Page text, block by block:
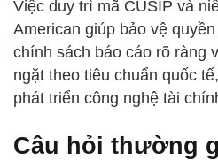
Việc duy trì mã CUSIP và
American giúp bảo vệ
chính sách báo cáo rõ ràng
ngặt theo tiêu chuẩn quốc
phát triển công nghệ tài
Câu hỏi thường